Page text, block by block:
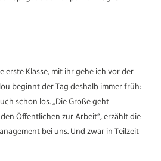
Klasse, mit ihr gehe ich vor der
beginnt der Tag deshalb immer früh:
schon los. „Die Große geht
Öffentlichen zur Arbeit“, erzählt die
bei uns. Und zwar in Teilzeit